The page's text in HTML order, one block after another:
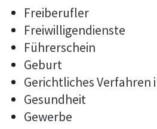
Freiberufler
Freiwilligendienste
Führerschein
Geburt
Gerichtliches Verfahren
Gesundheit
Gewerbe